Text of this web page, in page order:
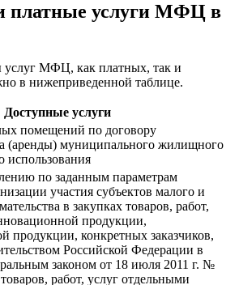
платные услуги МФЦ в
услуг МФЦ, как платных, так и
в нижеприведенной таблице.
Доступные услуги
помещений по договору
(аренды) муниципального жилищного
использования
по заданным параметрам
участия субъектов малого и
в закупках товаров, работ,
продукции,
продукции, конкретных заказчиков,
Российской Федерации в
законом от 18 июля 2011 г. №
работ, услуг отдельными